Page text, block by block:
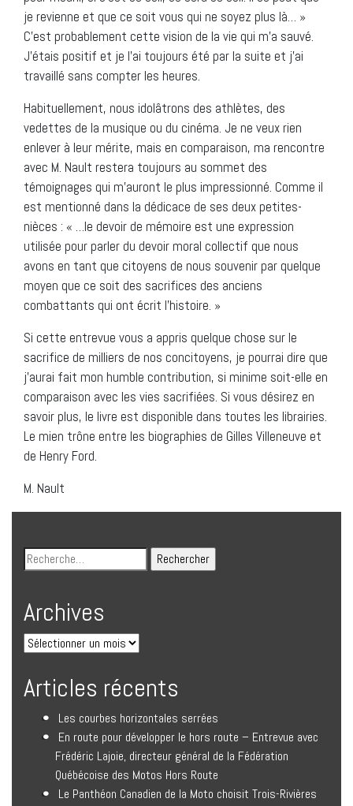
je revienne et que ce soit vous qui ne soyez plus là… »
C’est probablement cette vision de la vie qui m’a sauvé.
J’étais positif et je l’ai toujours été par la suite et j’ai
travaillé sans compter les heures.
Habituellement, nous idolâtrons des athlètes, des
vedettes de la musique ou du cinéma. Je ne veux rien
enlever à leur mérite, mais en comparaison, ma rencontre
avec M. Nault restera toujours au sommet des
témoignages qui m’auront le plus impressionné. Comme il
est mentionné dans la dédicace de ses deux petites-
nièces : « …le devoir de mémoire est une expression
utilisée pour parler du devoir moral collectif que nous
avons en tant que citoyens de nous souvenir par quelque
moyen que ce soit des sacrifices des anciens
combattants qui ont écrit l’histoire. »
Si cette entrevue vous a appris quelque chose sur le
sacrifice de milliers de nos concitoyens, je pourrai dire que
j’aurai fait mon humble contribution, si minime soit-elle en
comparaison avec les vies sacrifiées. Si vous désirez en
savoir plus, le livre est disponible dans toutes les librairies.
Le mien trône entre les biographies de Gilles Villeneuve et
de Henry Ford.
M. Nault
Archives
Articles récents
Les courbes horizontales serrées
En route pour développer le hors route – Entrevue avec
Frédéric Lajoie, directeur général de la Fédération
Québécoise des Motos Hors Route
Le Panthéon Canadien de la Moto choisit Trois-Rivières